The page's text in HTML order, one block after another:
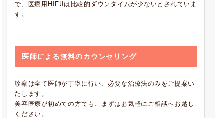
で、医療用HIFUは比較的ダウンタイムが少ないとされていま
す。
医師による無料のカウンセリング
診察は全て医師が丁寧に行い、必要な治療法のみをご提案い
たします。
美容医療が初めての方でも、まずはお気軽にご相談へお越し
ください。